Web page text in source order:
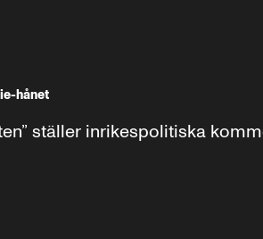
hånet
ställer inrikespolitiska